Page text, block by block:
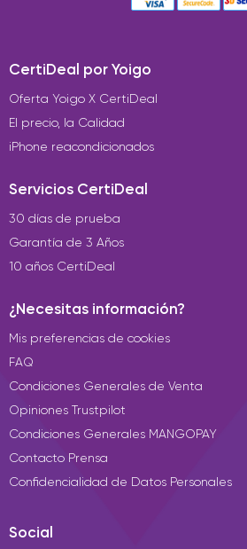
CertiDeal por Yoigo
Oferta Yoigo X CertiDeal
El precio, la Calidad
iPhone reacondicionados
Servicios CertiDeal
30 días de prueba
Garantía de 3 Años
10 años CertiDeal
¿Necesitas información?
Mis preferencias de cookies
FAQ
Condiciones Generales de Venta
Opiniones Trustpilot
Condiciones Generales MANGOPAY
Contacto Prensa
Confidencialidad de Datos Personales
Social